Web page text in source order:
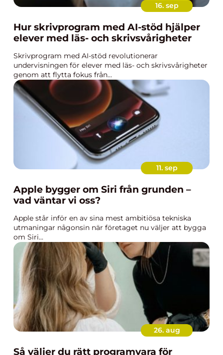
16. sep
Hur skrivprogram med AI-stöd hjälper
elever med läs- och skrivsvårigheter
Skrivprogram med AI-stöd revolutionerar
undervisningen för elever med läs- och skrivsvårigheter
genom att flytta fokus från...
11. sep
Apple bygger om Siri från grunden –
vad väntar vi oss?
Apple står inför en av sina mest ambitiösa tekniska
utmaningar någonsin när företaget nu väljer att bygga
om Siri...
26. aug
Så väljer du rätt programvara för